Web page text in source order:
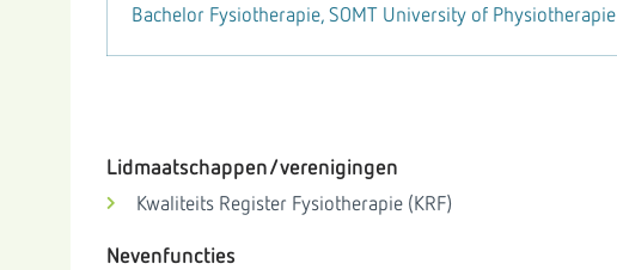
Bachelor Fysiotherapie, SOMT University of Physiotherapie
Lidmaatschappen/verenigingen
Kwaliteits Register Fysiotherapie (KRF)
Nevenfuncties